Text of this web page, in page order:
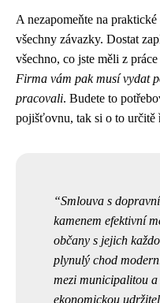
A nezapomeňte na
všechny závazky. Dostat
všechno, co jste měli z
Firma vám pak musí vydat
pracovali. Budete to
pojišťovnu, tak si o to určitě
Smlouva s
kamenem efektivní
občany s jejich
plynulý chod
mezi municipalitou
ekonomickou